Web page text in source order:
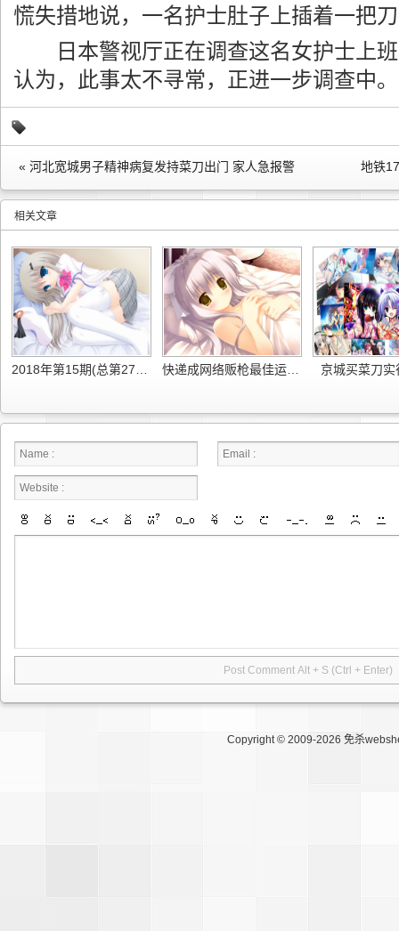
慌失措地说，一名护士肚子上插着一把
日本警视厅正在调查这名女护士上班
认为，此事太不寻常，正进一步调查中。
« 河北宽城男子精神病复发持菜刀出门 家人急报警 地铁
相关文章
京城买菜刀实
Copyright © 2009-2026 免杀